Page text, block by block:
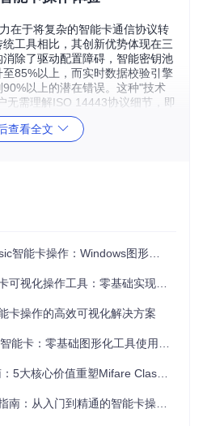
在于将复杂的智能卡通信协议转
工具相比，其创新优势体现在三
除了驱动配置障碍，智能密钥池
85%以上，而实时数据校验引擎
以上的潜在错误。这种"技术
无需理解ISO 14443协议细节，即
。
卡片的唯一标识符（UID）实现设
论到实践的完整路径
3小时。使用MifareOneTool可将
操作序列：启动软件后点击"文
中设置扇区权限位为0x0F（完
司门禁系统的基础配置信息。完
件，此文件可重复用于同类型卡
符合PC/SC标准的NFC读卡器，
查看全文
卡操作：Windows图形化工具全攻略
工具：零基础实现门禁卡管理与数据安全备份
卡操作的高效可视化解决方案
卡：零基础图形化工具使用指南
核心价值重塑Mifare Classic管理效率
从入门到精通的智能卡操作实践手册